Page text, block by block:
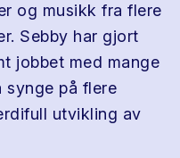
og musikk fra flere
Sebby har gjort
jobbet med mange
synge på flere
utvikling av